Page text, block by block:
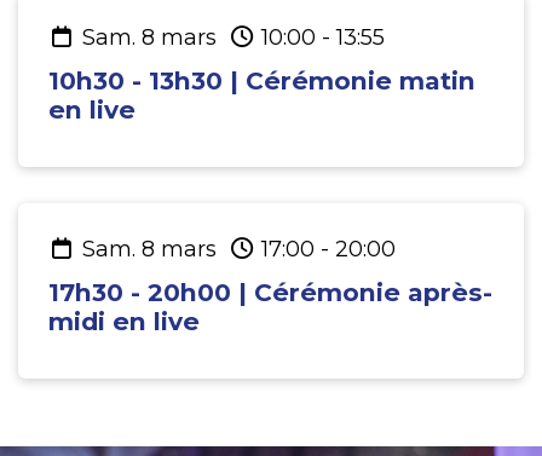
sam. 8 mars 10:00 -13:55
10h30 - 13h30 | Cérémonie matin
en live
sam. 8 mars 17:00 - 20:00
17h30 - 20h00 | Cérémonie après-
midi en live